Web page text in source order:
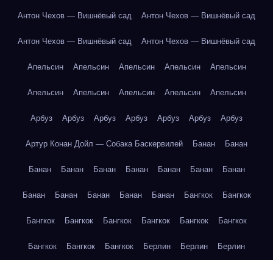
Антон Чехов — Вишнёвый сад Антон Чехов — Вишнёвый сад
Антон Чехов — Вишнёвый сад Антон Чехов — Вишнёвый сад
Апельсин Апельсин Апельсин Апельсин Апельсин
Апельсин Апельсин Апельсин Апельсин Апельсин
Арбуз Арбуз Арбуз Арбуз Арбуз Арбуз Арбуз
Артур Конан Дойл — Собака Баскервилей Банан Банан
Банан Банан Банан Банан Банан Банан Банан
Банан Банан Банан Банан Банан Бангкок Бангкок
Бангкок Бангкок Бангкок Бангкок Бангкок Бангкок
Бангкок Бангкок Бангкок Берлин Берлин Берлин